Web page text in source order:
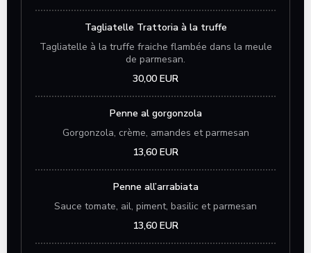
Tagliatelle Trattoria à la truffe
Tagliatelle à la truffe fraiche flambée dans la meule
de parmesan.
30,00 EUR
Penne al gorgonzola
Gorgonzola, crème, amandes et parmesan
13,60 EUR
Penne all’arrabiata
Sauce tomate, ail, piment, basilic et parmesan
13,60 EUR